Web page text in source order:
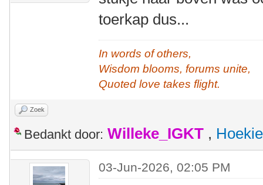
toerkap dus...
In words of others,
Wisdom blooms, forums unite,
Quoted love takes flight.
Zoek
Bedankt door: Willeke_IGKT , Hoekie
03-Jun-2026, 02:05 PM